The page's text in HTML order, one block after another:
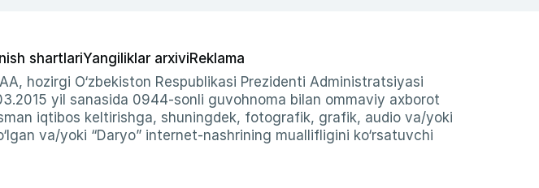
shartlariYangiliklar arxiviReklama
hozirgi O‘zbekiston Respublikasi Prezidenti Administratsiyasi
yil sanasida 0944-sonli guvohnoma bilan ommaviy axborot
iqtibos keltirishga, shuningdek, fotografik, grafik, audio va/yoki
va/yoki “Daryo” internet-nashrining muallifligini ko‘rsatuvchi